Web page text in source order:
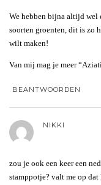
We hebben bijna altijd wel
soorten groenten, dit is zo
wilt maken!
Van mij mag je meer
BEANTWOORDEN
NIKKI
zou je ook een keer een
stamppotje? valt me op